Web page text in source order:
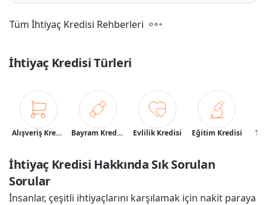
Tüm İhtiyaç Kredisi Rehberleri
İhtiyaç Kredisi Türleri
Alışveriş Kredisi Bayram Kredisi Evlilik Kredisi Eğitim Kredisi
İhtiyaç Kredisi Hakkında Sık Sorulan
Sorular
İnsanlar, çeşitli ihtiyaçlarını karşılamak için nakit paraya